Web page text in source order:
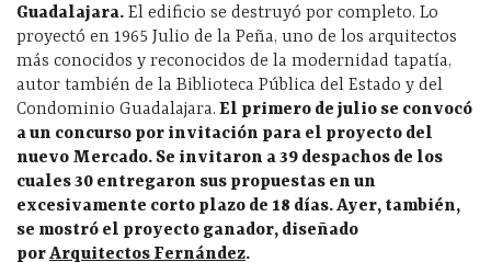
Guadalajara. El edificio se destruyó por completo. Lo
proyectó en 1965 Julio de la Peña, uno de los arquitectos
más conocidos y reconocidos de la modernidad tapatía,
autor también de la Biblioteca Pública del Estado y del
Condominio Guadalajara. El primero de julio se convocó
a un concurso por invitación para el proyecto del
nuevo Mercado. Se invitaron a 39 despachos de los
cuales 30 entregaron sus propuestas en un
excesivamente corto plazo de 18 días. Ayer, también,
se mostró el proyecto ganador, diseñado
porArquitectos Fernández.